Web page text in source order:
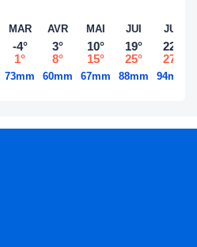
MAR
-4°
1°
73mm
AVR
3°
8°
60mm
MAI
10°
15°
67mm
JUI
19°
25°
88mm
JUI
22°
27°
94mm